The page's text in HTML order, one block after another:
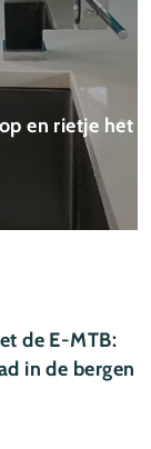
en rietje het
de E-MTB:
in de bergen